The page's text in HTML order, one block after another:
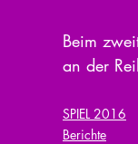
Beim
an der
SPIEL 2016
Berichte